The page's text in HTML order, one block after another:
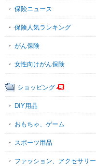
保険ニュース
保険人気ランキング
がん保険
女性向けがん保険
ショッピング
DIY用品
おもちゃ、ゲーム
スポーツ用品
ファッション、アクセサリー